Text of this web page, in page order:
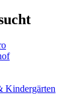
Kindergärten